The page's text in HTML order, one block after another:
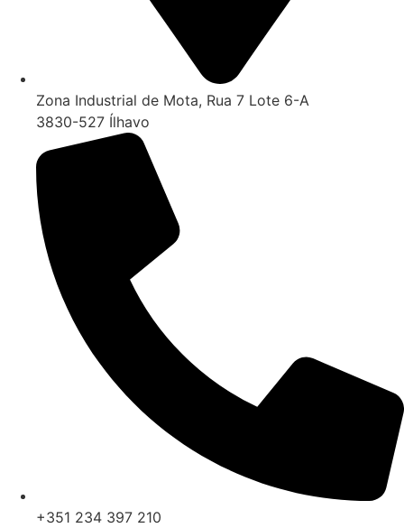
Zona Industrial de Mota, Rua 7 Lote 6-A
3830-527 Ílhavo
+351 234 397 210